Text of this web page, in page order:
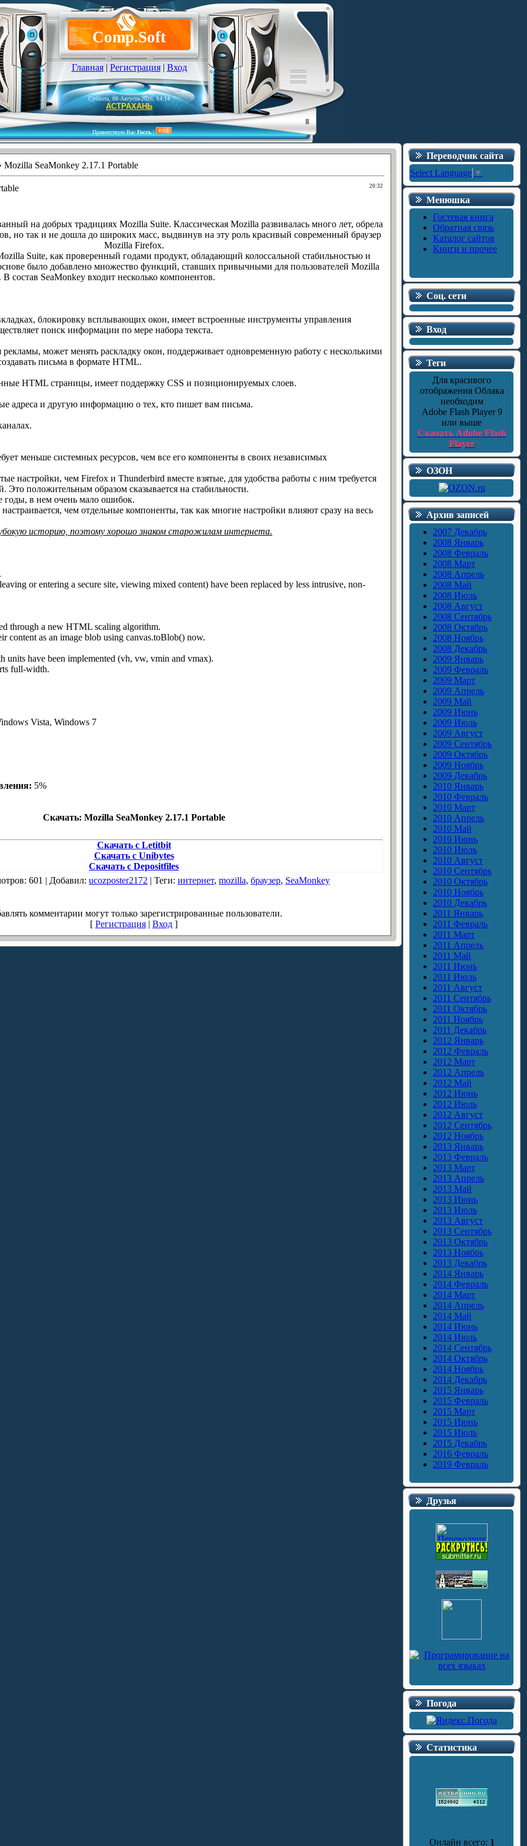
Comp.Soft
Главная| Регистрация| Вход
Суббота, 08-Августа-2026, 14:14
АСТРАХАНЬ
Приветствую Вас Гость|
Mozilla SeaMonkey 2.17.1 Portable
20:32
на добрых традициях Mozilla Suite. Классическая Mozilla развивалась много лет, обрела
но так и не дошла до широких масс, выдвинув на эту роль красивый современный браузер
Mozilla Firefox.
Suite, как проверенный годами продукт, обладающий колоссальной стабильностью и
было добавлено множество функций, ставших привычными для пользователей Mozilla
состав SeaMonkey входит несколько компонентов.
блокировку всплывающих окон, имеет встроенные инструменты управления
поиск информации по мере набора текста.
рекламы, может менять раскладку окон, поддерживает одновременную работу с несколькими
письма в формате HTML.
HTML страницы, имеет поддержку CSS и позиционируемых слоев.
адреса и другую информацию о тех, кто пишет вам письма.
меньше системных ресурсов, чем все его компоненты в своих независимых
настройки, чем Firefox и Thunderbird вместе взятые, для удобства работы с ним требуется
положительным образом сказывается на стабильности.
годы, в нем очень мало ошибок.
чем отдельные компоненты, так как многие настройки влияют сразу на весь
историю, поэтому хорошо знаком старожилам интернета.
or entering a secure site, viewing mixed content) have been replaced by less intrusive, non-
through a new HTML scaling algorithm.
content as an image blob using canvas.toBlob() now.
units have been implemented (vh, vw, vmin and vmax).
full-width.
Vista, Windows 7
5%
Скачать: Mozilla SeaMonkey 2.17.1 Portable
Скачать с Letitbit
Скачать с Unibytes
Скачать с Depositfiles
: 601 | Добавил: ucozposter2172 | Теги: интернет, mozilla, браузер, SeaMonkey
комментарии могут только зарегистрированные пользователи.
[ Регистрация | Вход ]
Переводчик сайта
Select Language ▼
Менюшка
Гостевая книга
Обратная связь
Каталог сайтов
Книги и прочее
Соц. сети
Вход
Теги
Для красивого
отображения Облака
необходим
Adobe Flash Player 9
или выше
Скачать Adobe Flash
Player
ОЗОН
Архив записей
2007 Декабрь
2008 Январь
2008 Февраль
2008 Март
2008 Апрель
2008 Май
2008 Июль
2008 Август
2008 Сентябрь
2008 Октябрь
2008 Ноябрь
2008 Декабрь
2009 Январь
2009 Февраль
2009 Март
2009 Апрель
2009 Май
2009 Июнь
2009 Июль
2009 Август
2009 Сентябрь
2009 Октябрь
2009 Ноябрь
2009 Декабрь
2010 Январь
2010 Февраль
2010 Март
2010 Апрель
2010 Май
2010 Июнь
2010 Июль
2010 Август
2010 Сентябрь
2010 Октябрь
2010 Ноябрь
2010 Декабрь
2011 Январь
2011 Февраль
2011 Март
2011 Апрель
2011 Май
2011 Июнь
2011 Июль
2011 Август
2011 Сентябрь
2011 Октябрь
2011 Ноябрь
2011 Декабрь
2012 Январь
2012 Февраль
2012 Март
2012 Апрель
2012 Май
2012 Июнь
2012 Июль
2012 Август
2012 Сентябрь
2012 Ноябрь
2013 Январь
2013 Февраль
2013 Март
2013 Апрель
2013 Май
2013 Июнь
2013 Июль
2013 Август
2013 Сентябрь
2013 Октябрь
2013 Ноябрь
2013 Декабрь
2014 Январь
2014 Февраль
2014 Март
2014 Апрель
2014 Май
2014 Июнь
2014 Июль
2014 Сентябрь
2014 Октябрь
2014 Ноябрь
2014 Декабрь
2015 Январь
2015 Февраль
2015 Март
2015 Июнь
2015 Июль
2015 Декабрь
2016 Февраль
2019 Февраль
Друзья
Погода
Статистика
Онлайн всего: 1